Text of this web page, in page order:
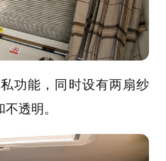
功能，同时设有两扇纱
透明。